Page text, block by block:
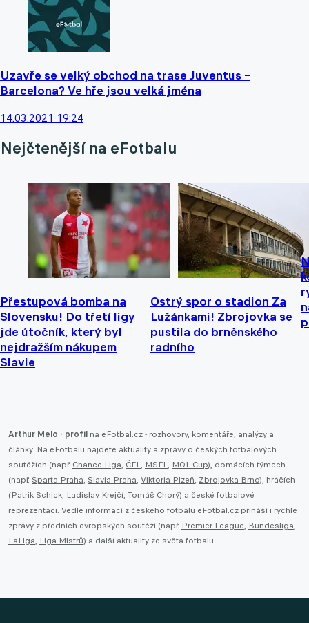
Uzavře se velký obchod na trase Juventus –
Barcelona? Ve hře jsou velká jména
14.03.2021 19:24
Nejčtenější na eFotbalu
Přestupová bomba na
Slovensku! Do třetí ligy
jde útočník, který byl
nejdražším nákupem
Slavie
Ostrý spor o stadion Za
Lužánkami! Zbrojovka se
pustila do brněnského
radního
Arthur Melo - profil na eFotbal.cz - rozhovory, komentáře, analýzy a
články. Na eFotbalu najdete aktuality a zprávy o českých fotbalových
soutěžích (např. Chance Liga, ČFL, MSFL, MOL Cup), domácích týmech
(např. Sparta Praha, Slavia Praha, Viktoria Plzeň, Zbrojovka Brno), hráčích
(Patrik Schick, Ladislav Krejčí, Tomáš Chorý) a české fotbalové
reprezentaci. Vedle informací z českého fotbalu eFotbal.cz přináší i rychlé
zprávy z předních evropských soutěží (např. Premier League, Bundesliga,
LaLiga, Liga Mistrů) a další aktuality ze světa fotbalu.